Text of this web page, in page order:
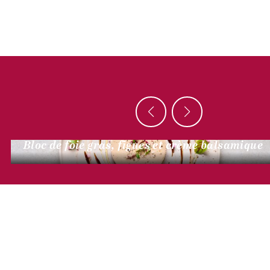
Bloc de foie gras, figues et crème balsamique